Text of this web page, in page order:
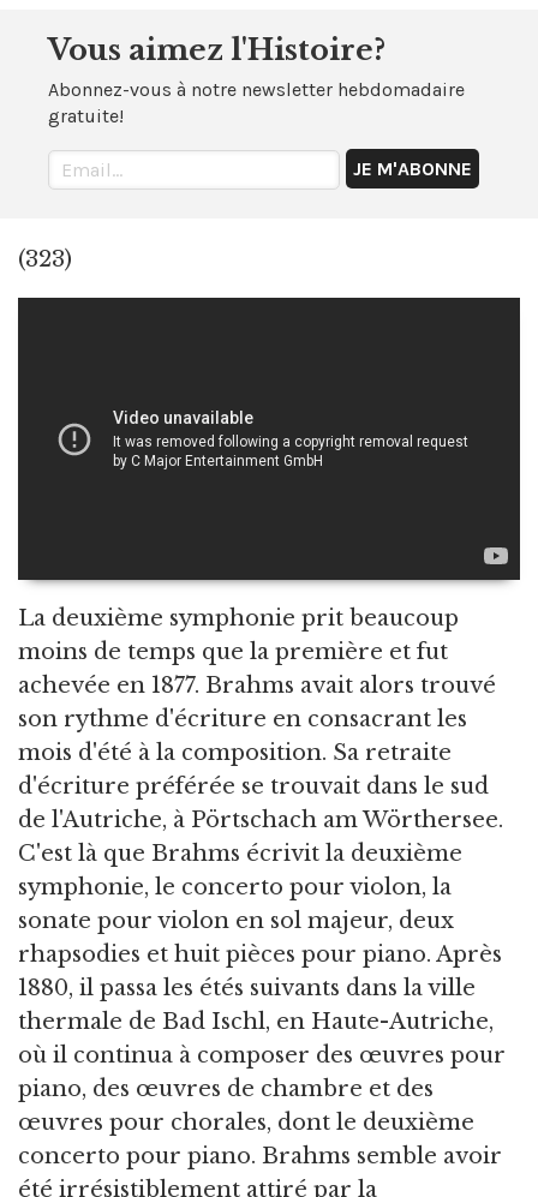
Vous aimez l'Histoire?
Abonnez-vous à notre newsletter hebdomadaire
gratuite!
(323)
La deuxième symphonie prit beaucoup
moins de temps que la première et fut
achevée en 1877. Brahms avait alors trouvé
son rythme d'écriture en consacrant les
mois d'été à la composition. Sa retraite
d'écriture préférée se trouvait dans le sud
de l'Autriche, à Pörtschach am Wörthersee.
C'est là que Brahms écrivit la deuxième
symphonie, le concerto pour violon, la
sonate pour violon en sol majeur, deux
rhapsodies et huit pièces pour piano. Après
1880, il passa les étés suivants dans la ville
thermale de Bad Ischl, en Haute-Autriche,
où il continua à composer des œuvres pour
piano, des œuvres de chambre et des
œuvres pour chorales, dont le deuxième
concerto pour piano. Brahms semble avoir
été irrésistiblement attiré par la